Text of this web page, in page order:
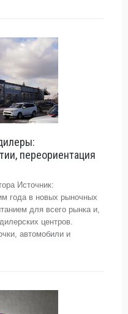
переориентация
Источник:
года в новых рыночных
для всего рынка и,
центров.
автомобили и